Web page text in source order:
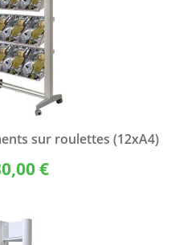
sur roulettes (12xA4)
€